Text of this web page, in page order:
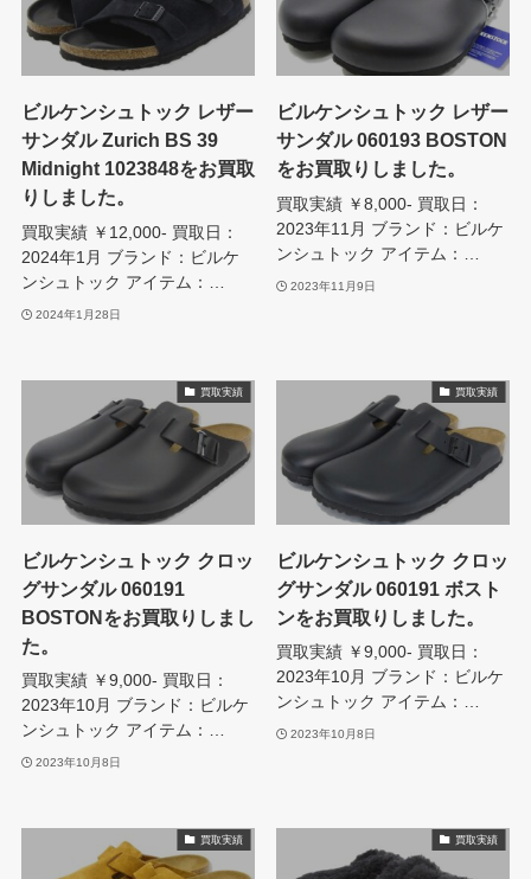
ビルケンシュトック レザー
サンダル Zurich BS 39
Midnight 1023848をお買取
りしました。
買取実績 ￥12,000- 買取日：
2024年1月 ブランド：ビルケ
ンシュトック アイテム：…
2024年1月28日
ビルケンシュトック レザー
サンダル 060193 BOSTON
をお買取りしました。
買取実績 ￥8,000- 買取日：
2023年11月 ブランド：ビルケ
ンシュトック アイテム：…
2023年11月9日
買取実績
ビルケンシュトック クロッ
グサンダル 060191
BOSTONをお買取りしまし
た。
買取実績 ￥9,000- 買取日：
2023年10月 ブランド：ビルケ
ンシュトック アイテム：…
2023年10月8日
買取実績
ビルケンシュトック クロッ
グサンダル 060191 ボスト
ンをお買取りしました。
買取実績 ￥9,000- 買取日：
2023年10月 ブランド：ビルケ
ンシュトック アイテム：…
2023年10月8日
買取実績 買取実績